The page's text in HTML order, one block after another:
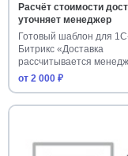
Расчёт стоимости
уточняет менеджер
Готовый шаблон для
Битрикс «Доставка
рассчитывается
Установите м…
от 2 000 ₽